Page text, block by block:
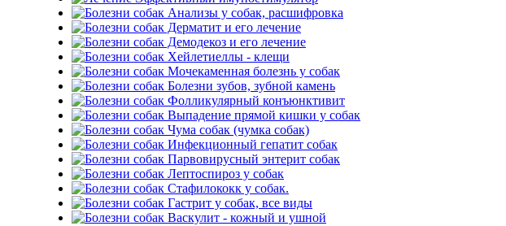
Анализы у собак, расшифровка
Дерматит и его лечение
Демодекоз и его лечение
Хейлетиеллы - клещи
Мочекаменная болезнь у собак
Болезни зубов, зубной камень
Фолликулярный конъюнктивит
Выпадение прямой кишки у собак
Чума собак (чумка собак)
Инфекционный гепатит собак
Парвовирусный энтерит собак
Лептоспироз у собак
Стафилококк у собак.
Гастрит у собак, все виды
Васкулит - кожный и ушной